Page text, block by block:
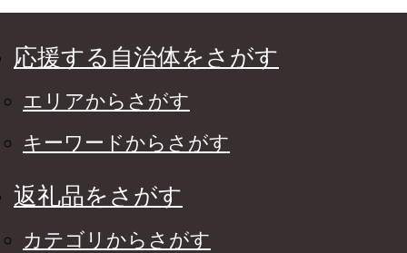
応援する自治体をさがす
エリアからさがす
キーワードからさがす
返礼品をさがす
カテゴリからさがす